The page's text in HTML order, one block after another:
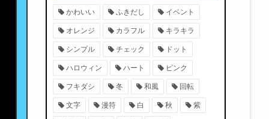
かわいい ふきだし イベント
オレンジ カラフル キラキラ
シンプル チェック ドット
ハロウィン ハート ピンク
フキダシ 冬 和風 回転
文字 漫符 白 秋 紫